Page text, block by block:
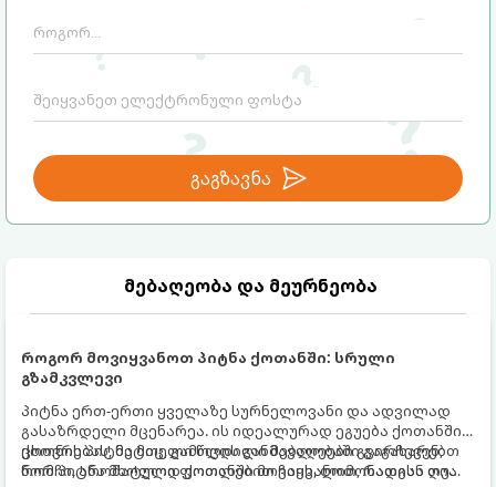
გაგზავნა
მებაღეობა და მეურნეობა
როგორ მოვიყვანოთ პიტნა ქოთანში: სრული
გზამკვლევი
პიტნა ერთ-ერთი ყველაზე სურნელოვანი და ადვილად
გასაზრდელი მცენარეა. ის იდეალურად ეგუება ქოთანში
ცხოვრებას, მეტიც, გამოცდილი მებაღეები გვირჩევენ,
რომ პიტნა მხოლოდ ქოთანში მოვიყვანოთ, რადგან ღია
ქოთნის პიტნა მთელი წლის განმავლობაში გაგახარებთ
ნორჩი, არომატული ფოთლებით ჩაის, ლიმონათისა თუ